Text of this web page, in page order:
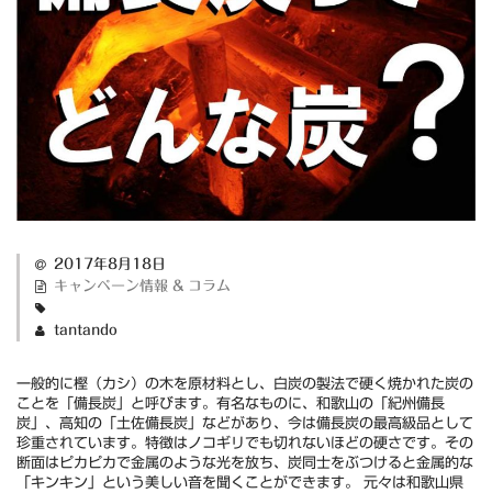
2017年8月18日
キャンペーン情報 & コラム
tantando
一般的に樫（カシ）の木を原材料とし、白炭の製法で硬く焼かれた炭の
ことを「備長炭」と呼びます。有名なものに、和歌山の「紀州備長
炭」、高知の「土佐備長炭」などがあり、今は備長炭の最高級品として
珍重されています。特徴はノコギリでも切れないほどの硬さです。その
断面はピカピカで金属のような光を放ち、炭同士をぶつけると金属的な
「キンキン」という美しい音を聞くことができます。 元々は和歌山県